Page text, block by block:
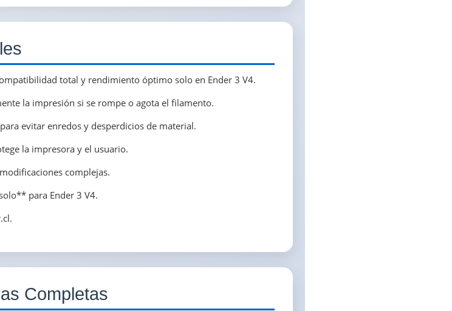
total y rendimiento óptimo solo en Ender 3 V4.
la impresión si se rompe o agota el filamento.
evitar enredos y desperdicios de material.
la impresora y el usuario.
complejas.
para Ender 3 V4.
Completas